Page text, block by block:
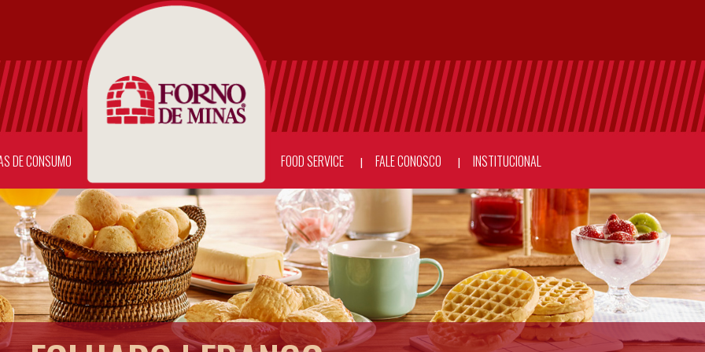
DE CONSUMO FOOD SERVICE FALE CONOSCO INSTITUCIONAL